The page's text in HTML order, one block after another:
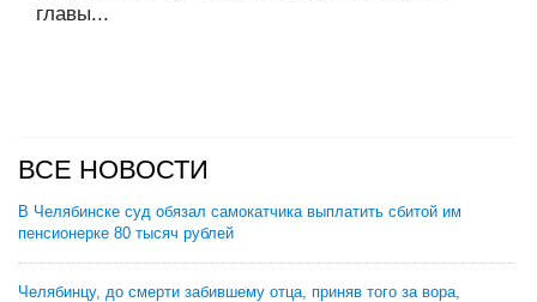
главы...
ВСЕ НОВОСТИ
В Челябинске суд обязал самокатчика выплатить сбитой им
пенсионерке 80 тысяч рублей
Челябинцу, до смерти забившему отца, приняв того за вора,